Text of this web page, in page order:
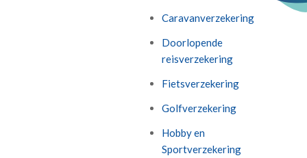
Caravanverzekering
Doorlopende
reisverzekering
Fietsverzekering
Golfverzekering
Hobby en
Sportverzekering